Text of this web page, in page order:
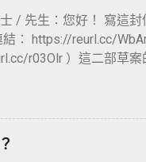
/ 先生：您好！ 寫這
： https://reurl.cc/
r03Olr ）這二部草案
期（第 6 會期）由湯
日，由黃柏霖議員召開
9 月 24 日，由林智鴻
會期（第 6 會期）由